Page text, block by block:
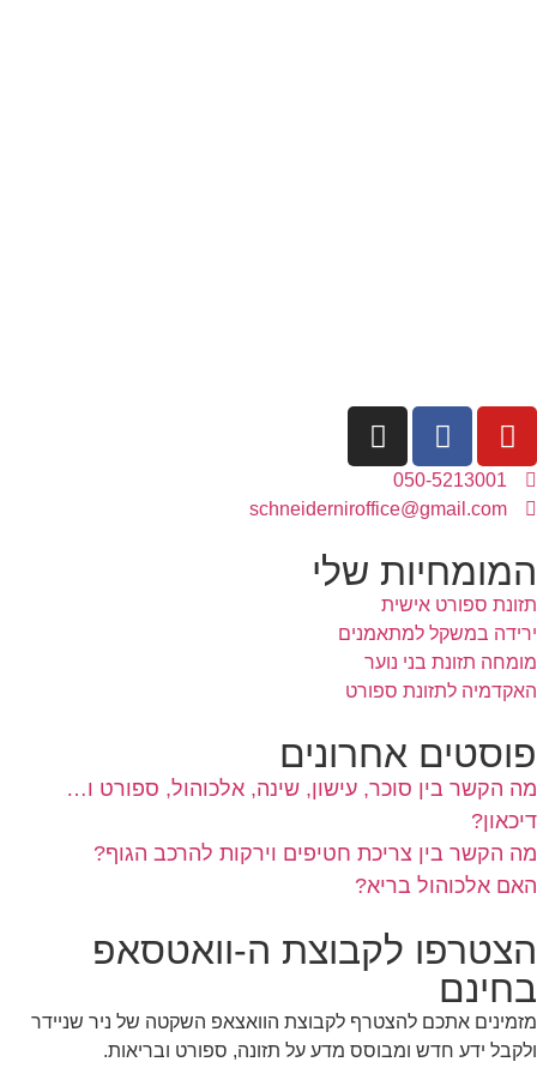
050-5213001
schneiderniroffice@gmail.com
המומחיות שלי
תזונת ספורט אישית
ירידה במשקל למתאמנים
מומחה תזונת בני נוער
האקדמיה לתזונת ספורט
פוסטים אחרונים
מה הקשר בין סוכר, עישון, שינה, אלכוהול, ספורט ו…
דיכאון?
מה הקשר בין צריכת חטיפים וירקות להרכב הגוף?
האם אלכוהול בריא?
הצטרפו לקבוצת ה-וואטסאפ
בחינם
מזמינים אתכם להצטרף לקבוצת הוואצאפ השקטה של ניר שניידר
ולקבל ידע חדש ומבוסס מדע על תזונה, ספורט ובריאות.